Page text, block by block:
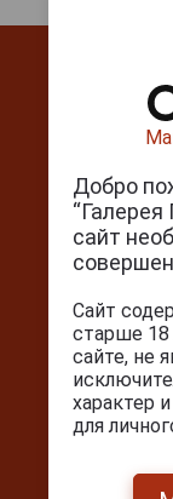
г.
Добро
сайт
Сайт
старше
сайте, не
характер
для